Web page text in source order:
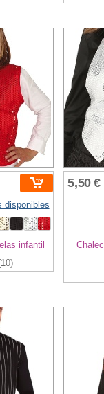
disponibles
infantil
5,50 €